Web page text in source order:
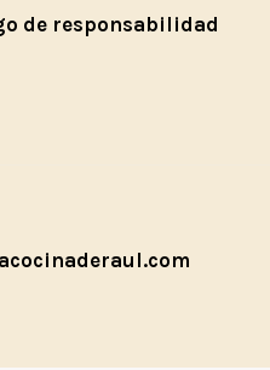
de responsabilidad